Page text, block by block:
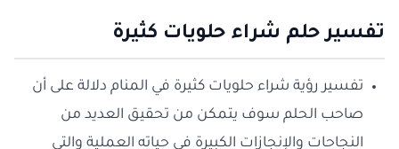
تفسير حلم شراء حلويات كثيرة
تفسير رؤية شراء حلويات كثيرة في المنام دلالة على أن
صاحب الحلم سوف يتمكن من تحقيق العديد من
النجاحات والإنجازات الكبيرة في حياته العملية والتي